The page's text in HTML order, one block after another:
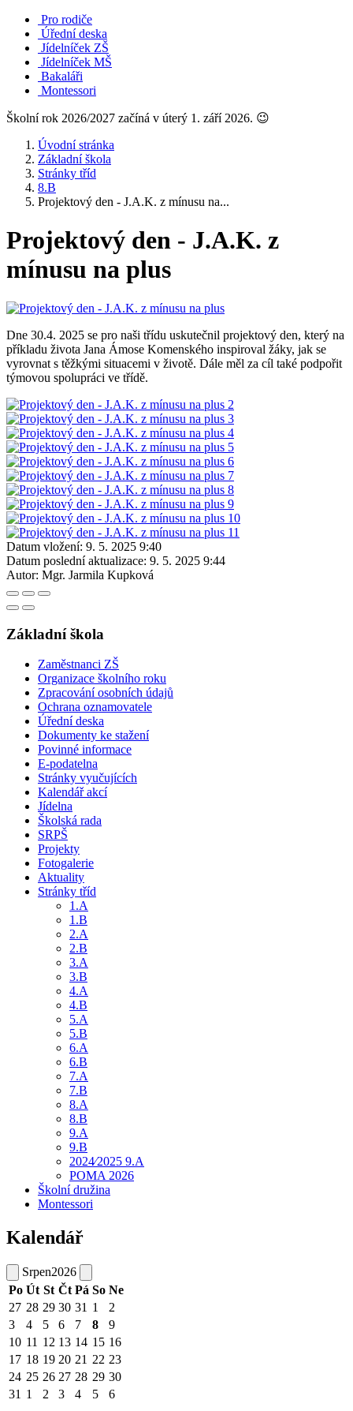
Pro rodiče
Úřední deska
Jídelníček ZŠ
Jídelníček MŠ
Bakaláři
Montessori
Školní rok 2026/2027 začíná v úterý 1. září 2026. 😉
Úvodní stránka
Základní škola
Stránky tříd
8.B
Projektový den - J.A.K. z mínusu na...
Projektový den - J.A.K. z
mínusu na plus
Dne 30.4. 2025 se pro naši třídu uskutečnil projektový den, který na
příkladu života Jana Ámose Komenského inspiroval žáky, jak se
vyrovnat s těžkými situacemi v životě. Dále měl za cíl také podpořit
týmovou spolupráci ve třídě.
Datum vložení: 9. 5. 2025 9:40
Datum poslední aktualizace: 9. 5. 2025 9:44
Autor: Mgr. Jarmila Kupková
Základní škola
Zaměstnanci ZŠ
Organizace školního roku
Zpracování osobních údajů
Ochrana oznamovatele
Úřední deska
Dokumenty ke stažení
Povinné informace
E-podatelna
Stránky vyučujících
Kalendář akcí
Jídelna
Školská rada
SRPŠ
Projekty
Fotogalerie
Aktuality
Stránky tříd
1.A
1.B
2.A
2.B
3.A
3.B
4.A
4.B
5.A
5.B
6.A
6.B
7.A
7.B
8.A
8.B
9.A
9.B
2024⁄2025 9.A
POMA 2026
Školní družina
Montessori
Kalendář
Srpen2026
Po Út St Čt Pá So Ne
27 28 29 30 31 1
2
3
4 5 6 7 8
9
10 11 12 13 14 15 16
17 18 19 20 21 22 23
24 25 26 27 28 29 30
31 1 2 3 4 5 6